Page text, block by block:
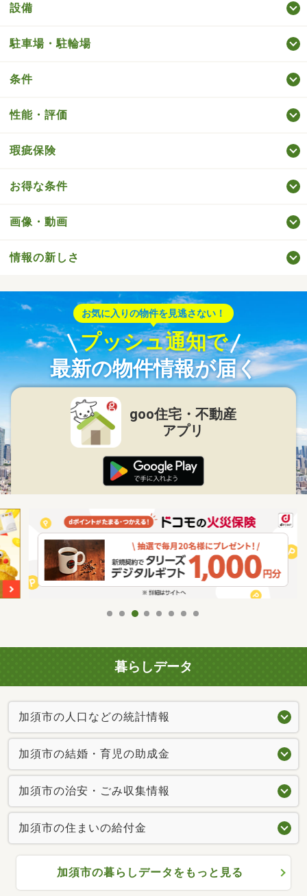
設備
駐車場・駐輪場
条件
性能・評価
瑕疵保険
お得な条件
画像・動画
情報の新しさ
お気に入りの物件を見逃さない！
プッシュ通知で
最新の物件情報が届く
goo住宅・不動産
アプリ
暮らしデータ
加須市の人口などの統計情報
加須市の結婚・育児の助成金
加須市の治安・ごみ収集情報
加須市の住まいの給付金
加須市の暮らしデータをもっと見る